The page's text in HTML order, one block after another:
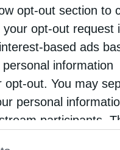
opt-out section to
opt-out request
based ads
information
out. You may
personal
participants.
στο …
Ιερά Μητρόπολη